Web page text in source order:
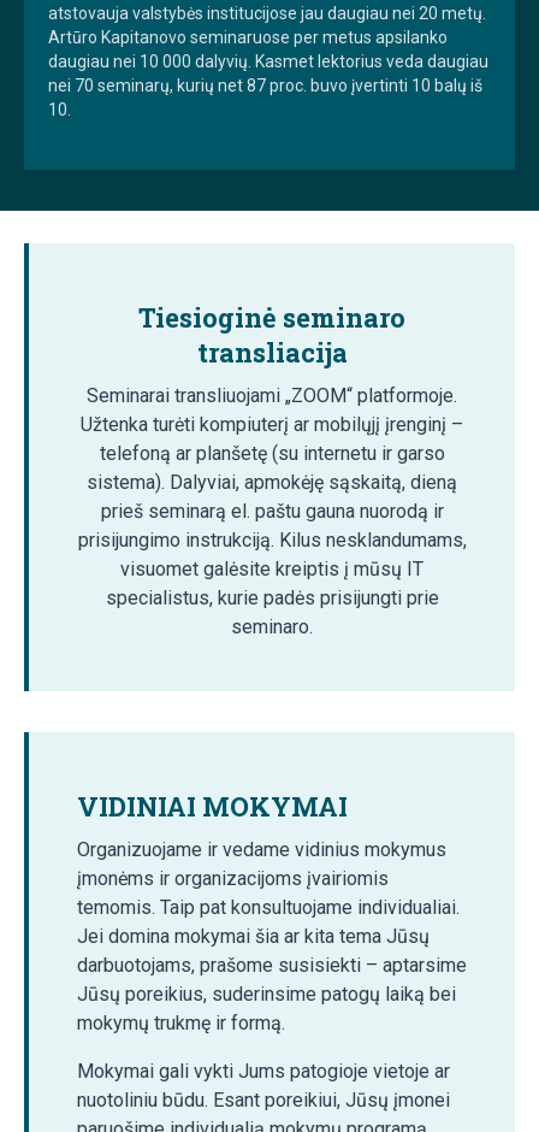
atstovauja valstybės institucijose jau daugiau nei 20 metų.
Artūro Kapitanovo seminaruose per metus apsilanko
daugiau nei 10 000 dalyvių. Kasmet lektorius veda daugiau
nei 70 seminarų, kurių net 87 proc. buvo įvertinti 10 balų iš
10.
Tiesioginė seminaro
transliacija
Seminarai transliuojami „ZOOM“ platformoje.
Užtenka turėti kompiuterį ar mobilųjį įrenginį –
telefoną ar planšetę (su internetu ir garso
sistema). Dalyviai, apmokėję sąskaitą, dieną
prieš seminarą el. paštu gauna nuorodą ir
prisijungimo instrukciją. Kilus nesklandumams,
visuomet galėsite kreiptis į mūsų IT
specialistus, kurie padės prisijungti prie
seminaro.
VIDINIAI MOKYMAI
Organizuojame ir vedame vidinius mokymus
įmonėms ir organizacijoms įvairiomis
temomis. Taip pat konsultuojame individualiai.
Jei domina mokymai šia ar kita tema Jūsų
darbuotojams, prašome susisiekti – aptarsime
Jūsų poreikius, suderinsime patogų laiką bei
mokymų trukmę ir formą.
Mokymai gali vykti Jums patogioje vietoje ar
nuotoliniu būdu. Esant poreikiui, Jūsų įmonei